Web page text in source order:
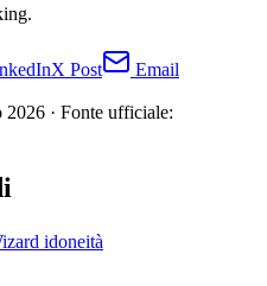
X Post Email
2026 · Fonte ufficiale:
idoneità